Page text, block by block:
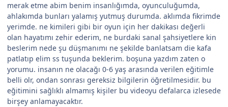
merak etme abim benim insanlığımda, oyunculuğumda,
ahlakımda bunları yalamış yutmuş durumda. aklımda fikrimde
yerimde. ne kimileri gibi bir oyun için her dakikası değerli
olan hayatımı zehir ederim, ne burdaki sanal şahsiyetlere kin
beslerim nede şu düşmanımı ne şekilde banlatsam die kafa
patlatıp elim ss tuşunda beklerim. boşuna yazdım zaten o
yorumu. insanın ne olacağı 0-6 yaş arasında verilen eğitimle
belli olr, ondan sonrası gereksiz bilgilerin öğretilmesidir. bu
eğitimini sağlıklı almamış kişiler bu videoyu defalarca izlesede
birşey anlamayacaktır.